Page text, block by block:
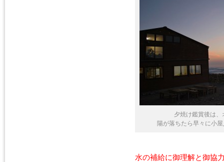
夕焼け鑑賞後は
陽が落ちたら早々に小
水の補給に御理解と御協